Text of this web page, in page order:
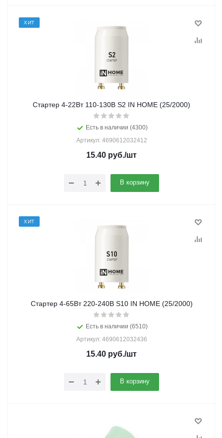
ХИТ
Стартер 4-22Вт 110-130В S2 IN HOME (25/2000)
Есть в наличии (4300)
Артикул: 4690612032412
15.40 руб./шт
В корзину
ХИТ
Стартер 4-65Вт 220-240В S10 IN HOME (25/2000)
Есть в наличии (6510)
Артикул: 4690612032436
15.40 руб./шт
В корзину